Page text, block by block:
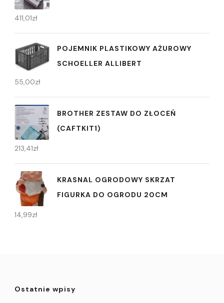
411,01zł
POJEMNIK PLASTIKOWY AŻUROWY
SCHOELLER ALLIBERT
55,00zł
BROTHER ZESTAW DO ZŁOCEŃ
(CAFTKIT1)
213,41zł
KRASNAL OGRODOWY SKRZAT
FIGURKA DO OGRODU 20CM
14,99zł
Ostatnie wpisy